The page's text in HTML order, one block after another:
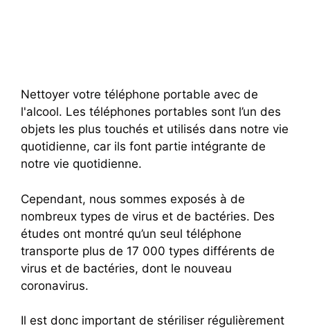
Nettoyer votre téléphone portable avec de
l'alcool. Les téléphones portables sont l’un des
objets les plus touchés et utilisés dans notre vie
quotidienne, car ils font partie intégrante de
notre vie quotidienne.
Cependant, nous sommes exposés à de
nombreux types de virus et de bactéries. Des
études ont montré qu’un seul téléphone
transporte plus de 17 000 types différents de
virus et de bactéries, dont le nouveau
coronavirus.
Il est donc important de stériliser régulièrement